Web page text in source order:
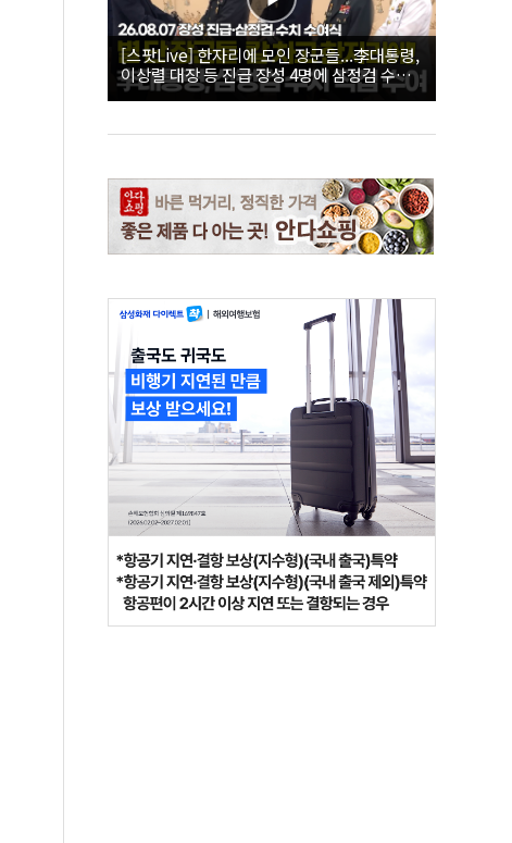
[스팟Live] 한자리에 모인 장군들...李대통령,
이상렬 대장 등 진급 장성 4명에 삼정검 수치
직접 수여｜26.08.07 장성 진급·삼정검 수치